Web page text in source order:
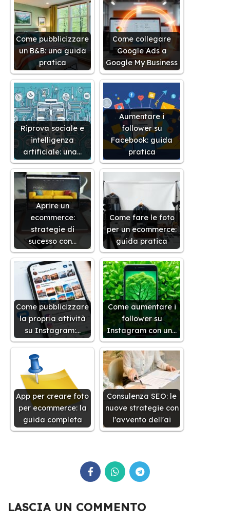
Come pubblicizzare
un B&B: una guida
pratica
Come collegare
Google Ads a
Google My Business
Riprova sociale e
intelligenza
artificiale: una…
Aumentare i
follower su
Facebook: guida
pratica
Aprire un
ecommerce:
strategie di
sucesso con…
Come fare le foto
per un ecommerce:
guida pratica
Come pubblicizzare
la propria attività
su Instagram:…
Come aumentare i
follower su
Instagram con un…
App per creare foto
per ecommerce: la
guida completa
Consulenza SEO: le
nuove strategie con
l'avvento dell'ai
LASCIA UN COMMENTO